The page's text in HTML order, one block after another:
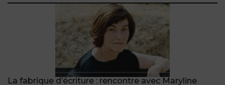
La fabrique d’écriture : rencontre avec Maryline